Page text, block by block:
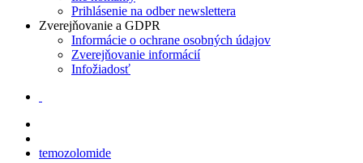
Prihlásenie na odber newslettera
Zverejňovanie a GDPR
Informácie o ochrane osobných údajov
Zverejňovanie informácií
Infožiadosť
temozolomide